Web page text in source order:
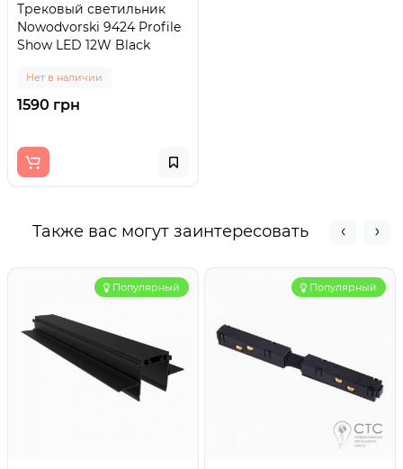
Трековый светильник
Nowodvorski 9424 Profile
Show LED 12W Black
Нет в наличии
1590 грн
Также вас могут заинтересовать
Популярный Популярный